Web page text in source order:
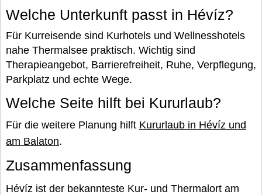
Welche Unterkunft passt in Hévíz?
Für Kurreisende sind Kurhotels und Wellnesshotels
nahe Thermalsee praktisch. Wichtig sind
Therapieangebot, Barrierefreiheit, Ruhe, Verpflegung,
Parkplatz und echte Wege.
Welche Seite hilft bei Kururlaub?
Für die weitere Planung hilft Kururlaub in Hévíz und
am Balaton.
Zusammenfassung
Hévíz ist der bekannteste Kur- und Thermalort am